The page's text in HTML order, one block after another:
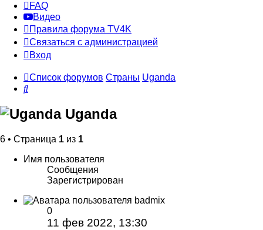
FAQ
Видео
Правила форума TV4K
Связаться с администрацией
Вход
Список форумов Страны Uganda
Поиск
Uganda
6 • Страница 1 из 1
Имя пользователя
Сообщения
Зарегистрирован
badmix
0
11 фев 2022, 13:30